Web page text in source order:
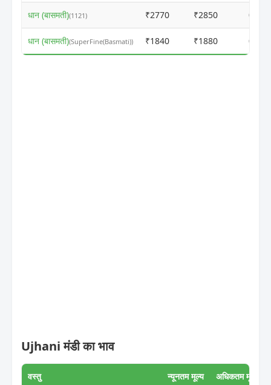
धान (बासमती)(1121) ₹2770 ₹2850 ⓘ
धान (बासमती)(SuperFine(Basmati)) ₹1840 ₹1880 ⓘ
Ujhani मंडी का भाव
वस्तु न्यूनतम मूल्य अधिकतम मूल्य